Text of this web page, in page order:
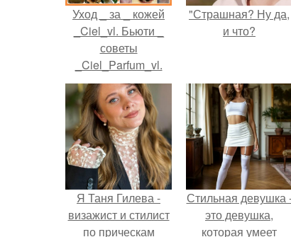
Уход _ за _ кожей
_Ciel_vl. Бьюти _
советы
_Ciel_Parfum_vl.
"Страшная? Ну да,
и что?
Я Таня Гилева -
визажист и стилист
по прическам
Стильная девушка
это девушка,
которая умеет